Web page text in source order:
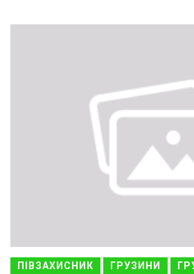
ПІВЗАХИСНИК ГРУЗИНИ